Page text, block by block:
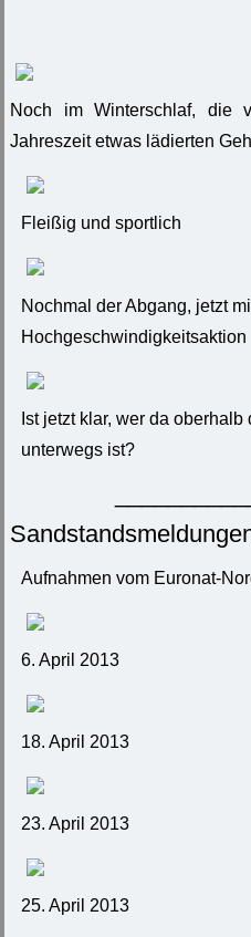
Noch im Winterschlaf, die
Jahreszeit etwas lädierten
Fleißig und sportlich
Nochmal der Abgang, jetzt
Hochgeschwindigkeitsaktion
Ist jetzt klar, wer da
unterwegs ist?
Aufnahmen vom Euronat-
6. April 2013
18. April 2013
23. April 2013
25. April 2013